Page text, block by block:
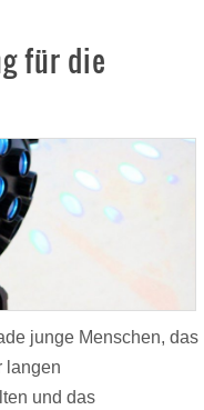
für die
junge Menschen, das
langen
und das